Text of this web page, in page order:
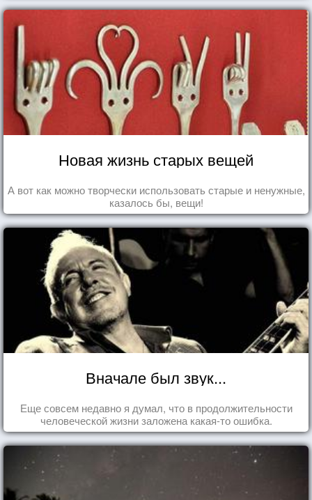
Новая жизнь старых вещей
А вот как можно творчески использовать старые и ненужные,
казалось бы, вещи!
Вначале был звук...
Еще совсем недавно я думал, что в продолжительности
человеческой жизни заложена какая-то ошибка.